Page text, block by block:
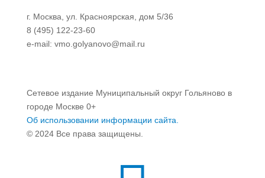
г. Москва, ул. Красноярская, дом 5/36
8 (495) 122-23-60
e-mail: vmo.golyanovo@mail.ru
Сетевое издание Муниципальный округ Гольяново в
городе Москве 0+
Об использовании информации сайта.
© 2024 Все права защищены.